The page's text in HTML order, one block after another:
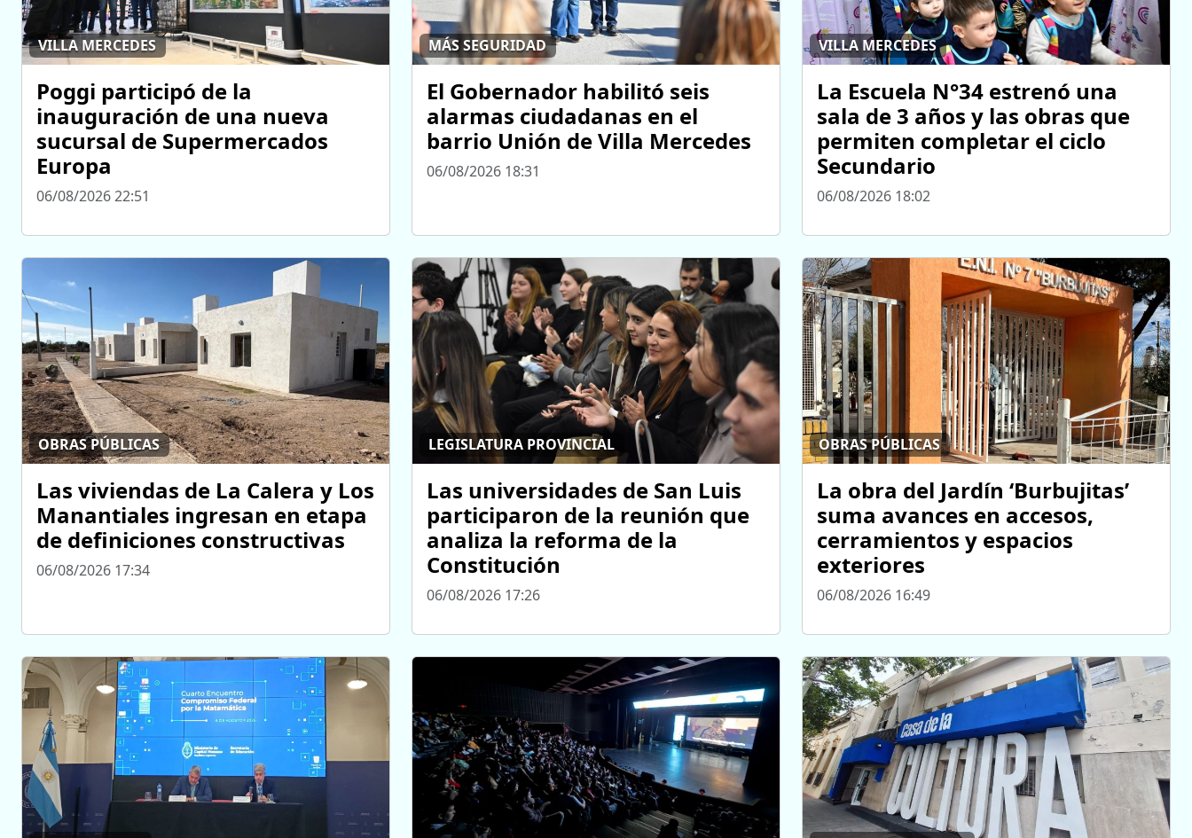
VILLA MERCEDES
Poggi participó de la
inauguración de una nueva
sucursal de Supermercados
Europa
06/08/2026 22:51
MÁS SEGURIDAD
El Gobernador habilitó seis
alarmas ciudadanas en el
barrio Unión de Villa Mercedes
06/08/2026 18:31
VILLA MERCEDES
La Escuela N°34 estrenó una
sala de 3 años y las obras que
permiten completar el ciclo
Secundario
06/08/2026 18:02
OBRAS PÚBLICAS
Las viviendas de La Calera y Los
Manantiales ingresan en etapa
de definiciones constructivas
06/08/2026 17:34
LEGISLATURA PROVINCIAL
Las universidades de San Luis
participaron de la reunión que
analiza la reforma de la
Constitución
06/08/2026 17:26
OBRAS PÚBLICAS
La obra del Jardín ‘Burbujitas’
suma avances en accesos,
cerramientos y espacios
exteriores
06/08/2026 16:49